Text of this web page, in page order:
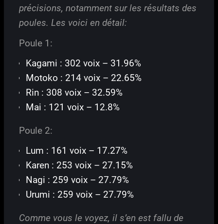
précisions, notamment sur les résultats des
poules. Les voici en détail:
Poule 1:
Kagami : 302 voix – 31.96%
Motoko : 214 voix – 22.65%
Rin : 308 voix – 32.59%
Mai : 121 voix – 12.8%
Poule 2:
Lum : 161 voix – 17.27%
Karen : 253 voix – 27.15%
Nagi : 259 voix – 27.79%
Urumi : 259 voix – 27.79%
Comme vous le voyez, il s’en est fallu de